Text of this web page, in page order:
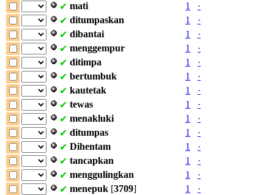
✔ mati 1
·
✔ ditumpaskan 1
·
✔ dibantai 1
·
✔ menggempur 1
·
✔ ditimpa 1
·
✔ bertumbuk 1
·
✔ kautetak 1
·
✔ tewas 1
·
✔ menakluki 1
·
✔ ditumpas 1
·
✔ Dihentam 1
·
✔ tancapkan 1
·
✔ menggulingkan 1
·
✔ menepuk [3709] 1
·